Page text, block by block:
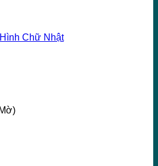
Chữ Nhật